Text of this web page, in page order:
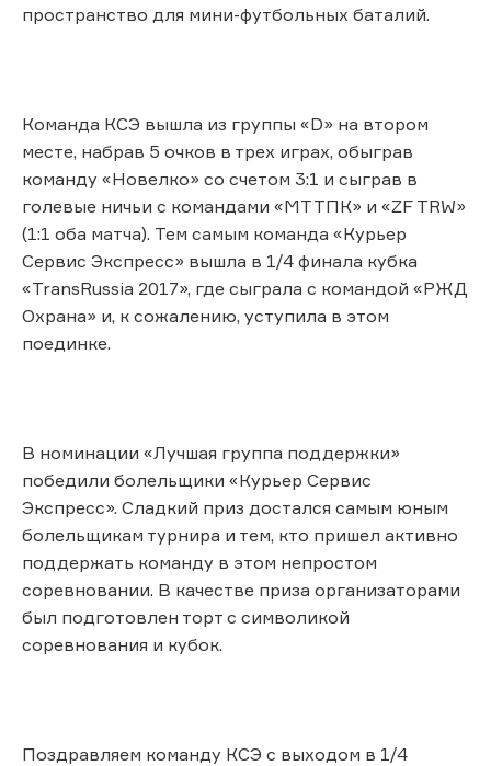
пространство для мини-футбольных баталий.
Команда КСЭ вышла из группы «D» на втором
месте, набрав 5 очков в трех играх, обыграв
команду «Новелко» со счетом 3:1 и сыграв в
голевые ничьи с командами «МТТПК» и «ZF TRW»
(1:1 оба матча). Тем самым команда «Курьер
Сервис Экспресс» вышла в 1/4 финала кубка
«TransRussia 2017», где сыграла с командой «РЖД
Охрана» и, к сожалению, уступила в этом
поединке.
В номинации «Лучшая группа поддержки»
победили болельщики «Курьер Сервис
Экспресс». Сладкий приз достался самым юным
болельщикам турнира и тем, кто пришел активно
поддержать команду в этом непростом
соревновании. В качестве приза организаторами
был подготовлен торт с символикой
соревнования и кубок.
Поздравляем команду КСЭ с выходом в 1/4